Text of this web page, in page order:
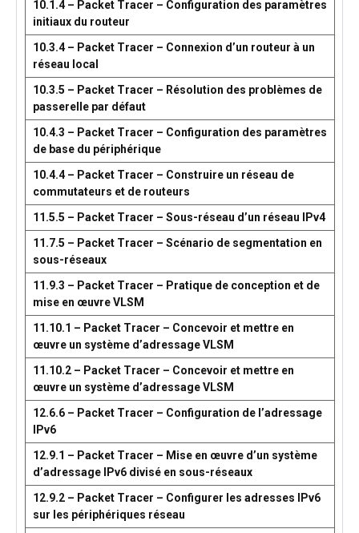
10.1.4 – Packet Tracer – Configuration des paramètres
initiaux du routeur
10.3.4 – Packet Tracer – Connexion d’un routeur à un
réseau local
10.3.5 – Packet Tracer – Résolution des problèmes de
passerelle par défaut
10.4.3 – Packet Tracer – Configuration des paramètres
de base du périphérique
10.4.4 – Packet Tracer – Construire un réseau de
commutateurs et de routeurs
11.5.5 – Packet Tracer – Sous-réseau d’un réseau IPv4
11.7.5 – Packet Tracer – Scénario de segmentation en
sous-réseaux
11.9.3 – Packet Tracer – Pratique de conception et de
mise en œuvre VLSM
11.10.1 – Packet Tracer – Concevoir et mettre en
œuvre un système d’adressage VLSM
11.10.2 – Packet Tracer – Concevoir et mettre en
œuvre un système d’adressage VLSM
12.6.6 – Packet Tracer – Configuration de l’adressage
IPv6
12.9.1 – Packet Tracer – Mise en œuvre d’un système
d’adressage IPv6 divisé en sous-réseaux
12.9.2 – Packet Tracer – Configurer les adresses IPv6
sur les périphériques réseau